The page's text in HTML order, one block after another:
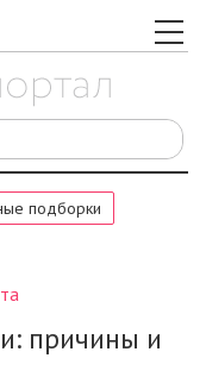
подборки
причины и